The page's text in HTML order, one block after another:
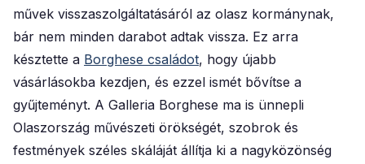
művek visszaszolgáltatásáról az olasz kormánynak,
bár nem minden darabot adtak vissza. Ez arra
késztette a Borghese családot, hogy újabb
vásárlásokba kezdjen, és ezzel ismét bővítse a
gyűjteményt. A Galleria Borghese ma is ünnepli
Olaszország művészeti örökségét, szobrok és
festmények széles skáláját állítja ki a nagyközönség